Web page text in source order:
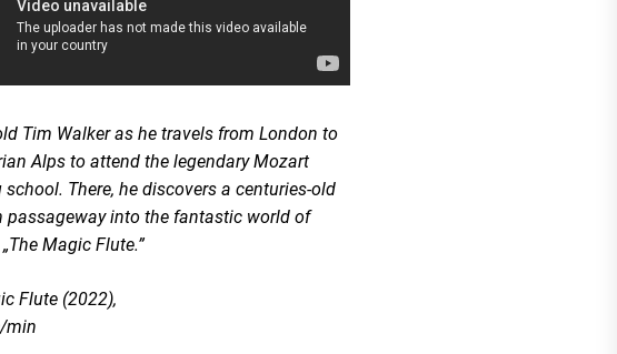
Tim Walker as he travels from London to
Alps to attend the legendary Mozart
There, he discovers a centuries-old
passageway into the fantastic world of
Magic Flute.”
Flute (2022),
min